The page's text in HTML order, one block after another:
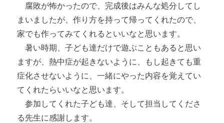
腐敗が怖かったので、完成後はみんな処分してし
まいましたが、作り方を持って帰ってくれたので、
家でも作ってみてくれるといいなと思います。
暑い時期、子ども達だけで遊ぶこともあると思い
ますが、熱中症が起きないように、もし起きても重
症化させないように、一緒にやった内容を覚えてい
てくれたらいいなと思います。
参加してくれた子ども達、そして担当してくださ
る先生に感謝します。